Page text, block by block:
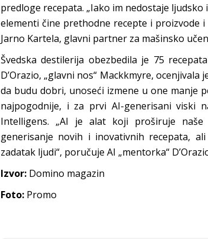
predloge recepata. „Iako im nedostaje
elementi čine prethodne recepte i proizvode
Jarno Kartela, glavni partner za mašinsko
Švedska destilerija obezbedila je 75
D’Orazio, „glavni nos“ Mackkmyre,
da budu dobri, unoseći izmene u one manje
najpogodnije, i za prvi AI-generisani viski
Intelligens. „AI je alat koji proširuje
generisanje novih i inovativnih recepata,
zadatak ljudi“, poručuje AI „mentorka“
Izvor: Domino magazin
Foto: Promo